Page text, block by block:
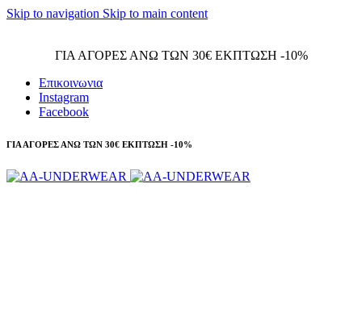
Skip to navigation Skip to main content
ΓΙΑ ΑΓΟΡΕΣ ΑΝΩ ΤΩΝ 30€ ΕΚΠΤΩΣΗ -10%
Επικοινωνια
Instagram
Facebook
ΓΙΑ ΑΓΟΡΕΣ ΑΝΩ ΤΩΝ 30€ ΕΚΠΤΩΣΗ -10%